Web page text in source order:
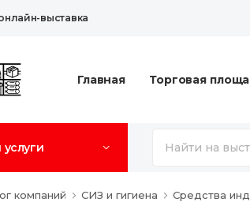
выставка
Главная Торговая
компаний СИЗ и гигиена Средства